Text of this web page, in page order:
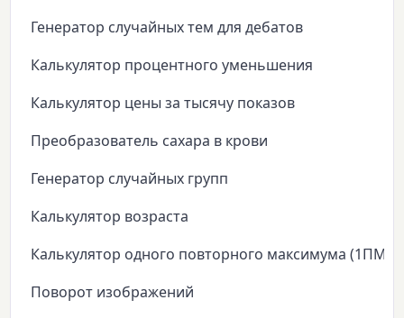
Генератор случайных тем для дебатов
Калькулятор процентного уменьшения
Калькулятор цены за тысячу показов
Преобразователь сахара в крови
Генератор случайных групп
Калькулятор возраста
Калькулятор одного повторного максимума (1ПМ)
Поворот изображений